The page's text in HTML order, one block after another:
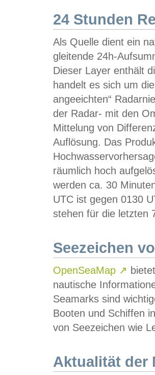
24 Stunden
Als Quelle dient ein
gleitende 24h-
Dieser Layer enthält
handelt es sich um
angeeichten“
der Radar- mit den
Mittelung von
Auflösung. Das
räumlich hoch
werden ca. 30
UTC ist gegen 0130
stehen für die letzten
Seezeichen
OpenSeaMap ↗
nautische
Seamarks sind
Booten und Schiffen
von Seezeichen wie
Aktualität der